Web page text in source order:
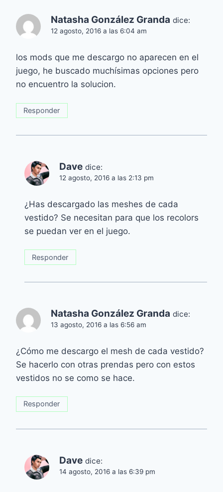
Natasha González Granda dice:
12 agosto, 2016 a las 6:04 am
los mods que me descargo no aparecen en el
juego, he buscado muchísimas opciones pero
no encuentro la solucion.
Responder
Dave dice:
12 agosto, 2016 a las 2:13 pm
¿Has descargado las meshes de cada
vestido? Se necesitan para que los recolors
se puedan ver en el juego.
Responder
Natasha González Granda dice:
13 agosto, 2016 a las 6:56 am
¿Cómo me descargo el mesh de cada vestido?
Se hacerlo con otras prendas pero con estos
vestidos no se como se hace.
Responder
Dave dice:
14 agosto, 2016 a las 6:39 pm